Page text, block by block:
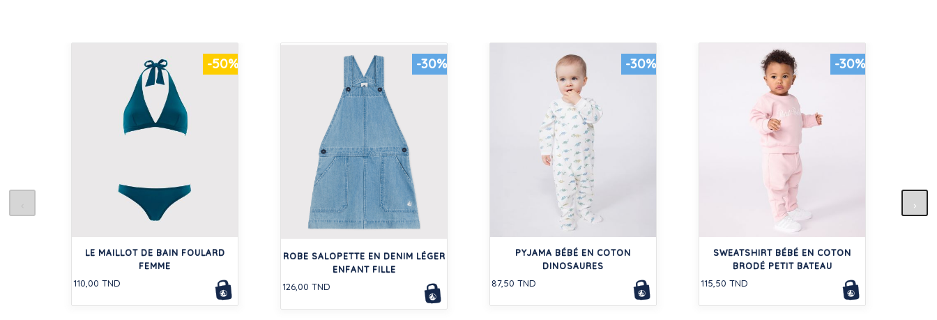
-50%
LE MAILLOT DE BAIN FOULARD
FEMME
110,00 TND
-30%
ROBE SALOPETTE EN DENIM LÉGER
ENFANT FILLE
126,00 TND
-30%
PYJAMA BÉBÉ EN COTON
DINOSAURES
87,50 TND
-30%
SWEATSHIRT BÉBÉ EN COTON
BRODÉ PETIT BATEAU
115,50 TND